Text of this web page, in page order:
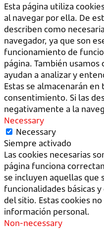
Esta página utiliza
al navegar por ella. De
describen como
navegador, ya que son
funcionamiento de
página. También
ayudan a analizar y
Estas se almacenarán
consentimiento. Si las
negativamente a la
Necessary
Necessary
Siempre activado
Las cookies necesarias
página funciona
se incluyen aquellas que
funcionalidades básicas
del sitio. Estas cookies
información personal.
Non-necessary